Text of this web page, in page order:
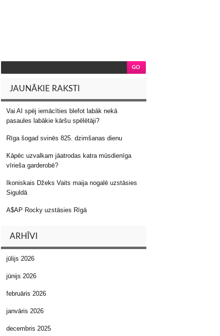
JAUNĀKIE RAKSTI
Vai AI spēj iemācīties blefot labāk nekā
pasaules labākie kāršu spēlētāji?
Rīga šogad svinēs 825. dzimšanas dienu
Kāpēc uzvalkam jāatrodas katra mūsdienīga
vīrieša garderobē?
Ikoniskais Džeks Vaits maija nogalē uzstāsies
Siguldā
A$AP Rocky uzstāsies Rīgā
ARHĪVI
jūlijs 2026
jūnijs 2026
februāris 2026
janvāris 2026
decembris 2025